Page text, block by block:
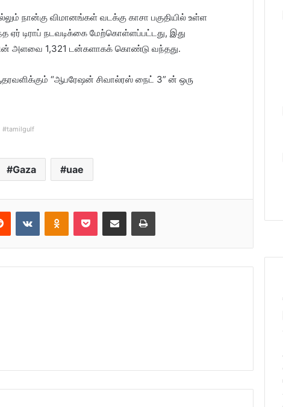
நான்கு விமானங்கள் வடக்கு காசா பகுதியில் உள்ள
ஏர் டிராப் நடவடிக்கை மேற்கொள்ளப்பட்டது, இது
அளவை 1,321 டன்களாகக் கொண்டு வந்தது.
“ஆபரேஷன் சிவால்ரஸ் நைட் 3” ன் ஒரு
#tamilgulf
Gaza uae